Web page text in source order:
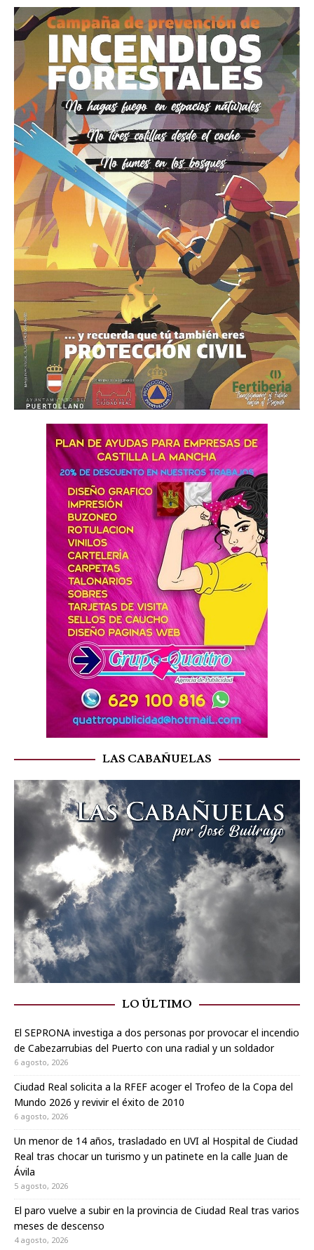
LAS CABAÑUELAS
LO ÚLTIMO
El SEPRONA investiga a dos personas por provocar el incendio
de Cabezarrubias del Puerto con una radial y un soldador
6 agosto, 2026
Ciudad Real solicita a la RFEF acoger el Trofeo de la Copa del
Mundo 2026 y revivir el éxito de 2010
6 agosto, 2026
Un menor de 14 años, trasladado en UVI al Hospital de Ciudad
Real tras chocar un turismo y un patinete en la calle Juan de
Ávila
5 agosto, 2026
El paro vuelve a subir en la provincia de Ciudad Real tras varios
meses de descenso
4 agosto, 2026